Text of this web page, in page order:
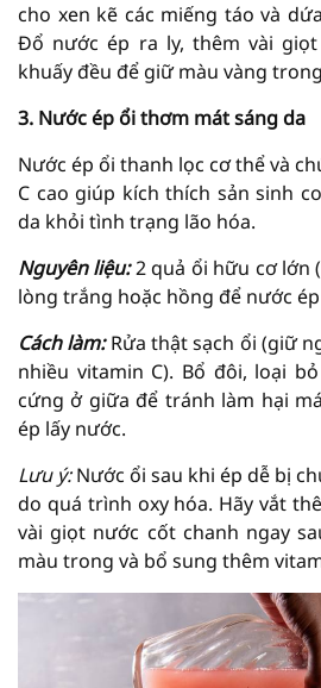
cho xen kẽ các miếng táo và
Đổ nước ép ra ly, thêm vài
khuấy đều để giữ màu vàng
3. Nước ép ổi thơm mát sáng da
Nước ép ổi thanh lọc cơ thể và
C cao giúp kích thích sản sinh
da khỏi tình trạng lão hóa.
Nguyên liệu:2 quả ổi hữu cơ lớn
lòng trắng hoặc hồng để nước
Cách làm:Rửa thật sạch ổi (giữ
nhiều vitamin C). Bổ đôi, loại
cứng ở giữa để tránh làm hại
ép lấy nước.
Lưu ý:Nước ổi sau khi ép dễ bị
do quá trình oxy hóa. Hãy vắt
vài giọt nước cốt chanh ngay
màu trong và bổ sung thêm